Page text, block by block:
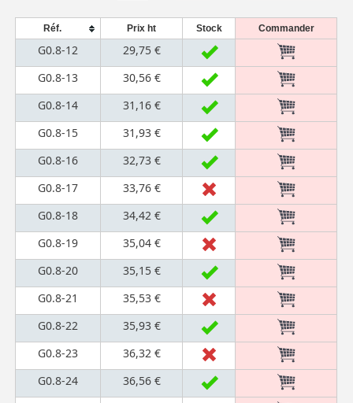
Réf. Prix ht Stock Commander
G0.8-12
29,75 €
G0.8-13
30,56 €
G0.8-14
31,16 €
G0.8-15
31,93 €
G0.8-16
32,73 €
G0.8-17
33,76 €
G0.8-18
34,42 €
G0.8-19
35,04 €
G0.8-20
35,15 €
G0.8-21
35,53 €
G0.8-22
35,93 €
G0.8-23
36,32 €
G0.8-24
36,56 €